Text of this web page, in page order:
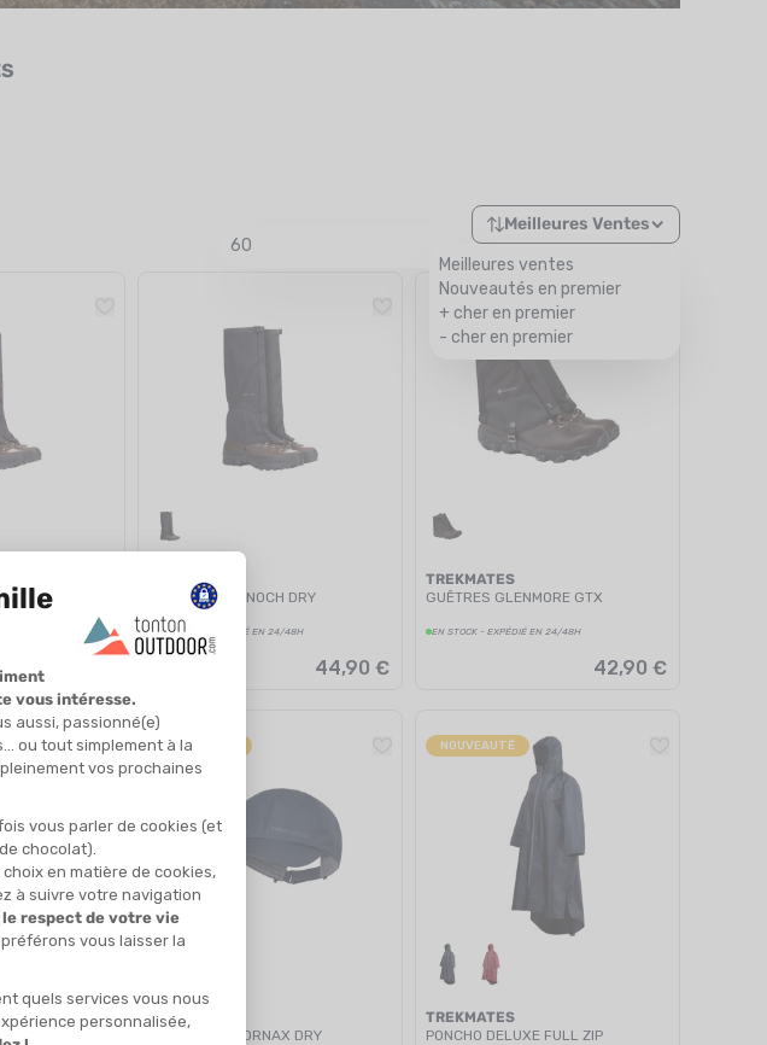
60
Meilleures Ventes
Meilleures ventes
Nouveautés en premier
+ cher en premier
- cher en premier
GTX NOIRES
48H
58,00 €
TREKMATES
GUÊTRES RANNOCH DRY
EN STOCK - EXPÉDIÉ EN 24/48H
44,90 €
TREKMATES
GUÊTRES GLENMORE GTX
EN STOCK - EXPÉDIÉ EN 24/48H
42,90 €
NOUVEAUTÉ
TREKMATES
CASQUETTE FORNAX DRY
NOUVEAUTÉ
TREKMATES
PONCHO DELUXE FULL ZIP